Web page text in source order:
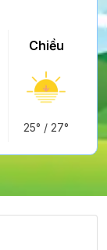
Chiều
25° /27°